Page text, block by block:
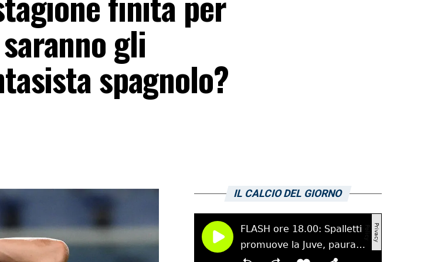
gli
spagnolo?
IL CALCIO DEL GIORNO